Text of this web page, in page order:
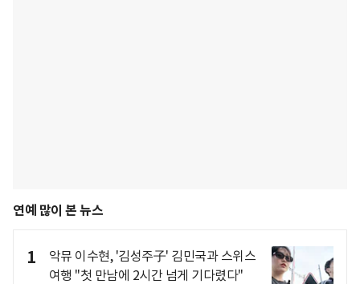
연예 많이 본 뉴스
1
악뮤 이수현, '김성주子' 김민국과 스위스
여행 "첫 만남에 2시간 넘게 기다렸다"